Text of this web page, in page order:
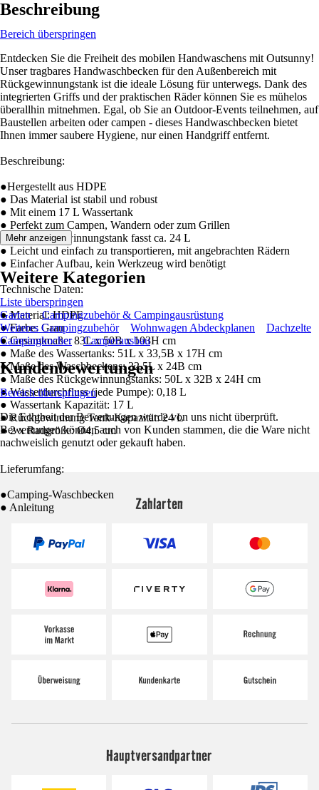
Beschreibung
Bereich überspringen
Entdecken Sie die Freiheit des mobilen Handwaschens mit Outsunny!
Unser tragbares Handwaschbecken für den Außenbereich mit
Rückgewinnungstank ist die ideale Lösung für unterwegs. Dank des
integrierten Griffs und der praktischen Räder können Sie es mühelos
überallhin mitnehmen. Egal, ob Sie an Outdoor-Events teilnehmen, auf
Baustellen arbeiten oder campen - dieses Handwaschbecken bietet
Ihnen immer saubere Hygiene, nur einen Handgriff entfernt.
Beschreibung:
●Hergestellt aus HDPE
● Das Material ist stabil und robust
● Mit einem 17 L Wassertank
● Perfekt zum Campen, Wandern oder zum Grillen
● Der Rückgewinnungstank fasst ca. 24 L
● Leicht und einfach zu transportieren, mit angebrachten Rädern
● Einfacher Aufbau, kein Werkzeug wird benötigt
Technische Daten:
● Material: HDPE
● Farbe: Grau
● Gesamtmaße: 83L x 50B x 103H cm
● Maße des Wassertanks: 51L x 33,5B x 17H cm
● Maße des Waschbeckens: 32,5L x 24B cm
● Maße des Rückgewinnungstanks: 50L x 32B x 24H cm
● Wasserdurchfluss (jede Pumpe): 0,18 L
● Wassertank Kapazität: 17 L
● Rückgewinnung Tank-Kapazität: 24 L
● 2 x Radgröße: Ø4,5 cm
Lieferumfang:
●Camping-Waschbecken
● Anleitung
Mehr anzeigen
Weitere Kategorien
Liste überspringen
Garten
Campingzubehör & Campingausrüstung
Weiteres Campingzubehör
Wohnwagen Abdeckplanen
Dachzelte
Campingkocher
Camperausbau
Kundenbewertungen
Bereich überspringen
Die Echtheit der Bewertungen wurde von uns nicht überprüft.
Bewertungen können auch von Kunden stammen, die die Ware nicht
nachweislich genutzt oder gekauft haben.
Zahlarten
Hauptversandpartner